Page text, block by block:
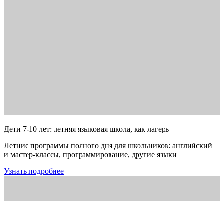
Дети 7-10 лет: летняя языковая школа, как лагерь
Летние программы полного дня для школьников: английский
и мастер-классы, программирование, другие языки
Узнать подробнее